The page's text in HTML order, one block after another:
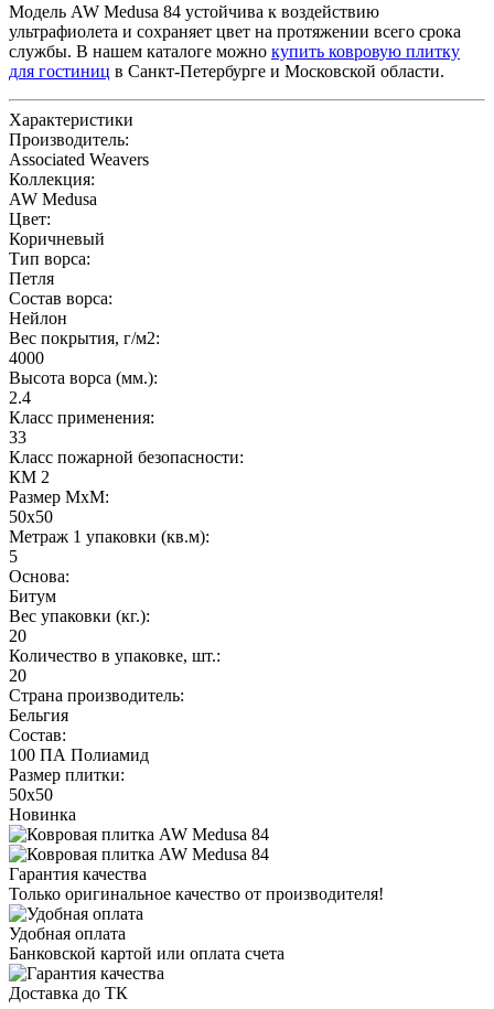
Модель AW Medusa 84 устойчива к воздействию
ультрафиолета и сохраняет цвет на протяжении всего срока
службы. В нашем каталоге можно купить ковровую плитку
для гостиниц в Санкт-Петербурге и Московской области.
Характеристики
Производитель:
Associated Weavers
Коллекция:
AW Medusa
Цвет:
Коричневый
Тип ворса:
Петля
Состав ворса:
Нейлон
Вес покрытия, г/м2:
4000
Высота ворса (мм.):
2.4
Класс применения:
33
Класс пожарной безопасности:
КМ 2
Размер МхМ:
50x50
Метраж 1 упаковки (кв.м):
5
Основа:
Битум
Вес упаковки (кг.):
20
Количество в упаковке, шт.:
20
Страна производитель:
Бельгия
Состав:
100 ПА Полиамид
Размер плитки:
50х50
Новинка
Гарантия качества
Только оригинальное качество от производителя!
Удобная оплата
Банковской картой или оплата счета
Доставка до ТК